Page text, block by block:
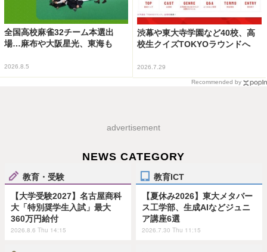
全国高校麻雀32チーム本選出
場…麻布や大阪星光、東海も
2026.8.5
渋幕や東大寺学園など40校、高
校生クイズTOKYOラウンドへ
2026.7.29
Recommended by
advertisement
NEWS CATEGORY
教育・受験
【大学受験2027】名古屋商科
大「特別奨学生入試」最大
360万円給付
2026.8.6 Thu 14:15
教育ICT
【夏休み2026】東大メタバー
ス工学部、生成AIなどジュニ
ア講座6選
2026.7.30 Thu 11:15